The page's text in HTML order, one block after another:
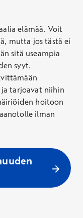
elämää. Voit
mutta jos tästä ei
sitä useampia
syyt.
tarjoavat niihin
hoitoon
ilman